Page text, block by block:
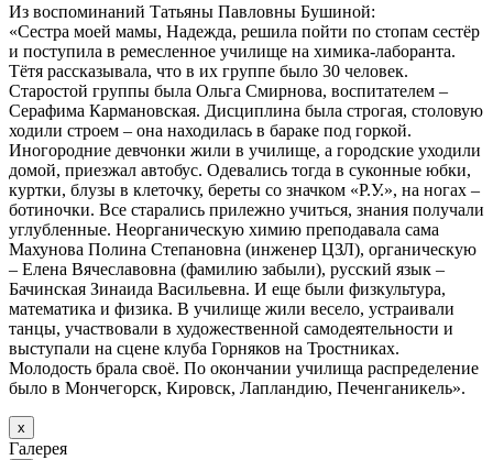
Из воспоминаний Татьяны Павловны Бушиной:
«Сестра моей мамы, Надежда, решила пойти по стопам сестёр
и поступила в ремесленное училище на химика-лаборанта.
Тётя рассказывала, что в их группе было 30 человек.
Старостой группы была Ольга Смирнова, воспитателем –
Серафима Кармановская. Дисциплина была строгая, столовую
ходили строем – она находилась в бараке под горкой.
Иногородние девчонки жили в училище, а городские уходили
домой, приезжал автобус. Одевались тогда в суконные юбки,
куртки, блузы в клеточку, береты со значком «Р.У.», на ногах –
ботиночки. Все старались прилежно учиться, знания получали
углубленные. Неорганическую химию преподавала сама
Махунова Полина Степановна (инженер ЦЗЛ), органическую
– Елена Вячеславовна (фамилию забыли), русский язык –
Бачинская Зинаида Васильевна. И еще были физкультура,
математика и физика. В училище жили весело, устраивали
танцы, участвовали в художественной самодеятельности и
выступали на сцене клуба Горняков на Тростниках.
Молодость брала своё. По окончании училища распределение
было в Мончегорск, Кировск, Лапландию, Печенганикель».
х
Галерея